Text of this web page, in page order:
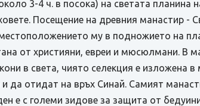
3-4 ч. в посока) на светата планина
Посещение на древния манастир -
му в подножието на
от християни, евреи и мюсюлмани. В
в света, чиято селекция е изложена
да отидат на връх Синай. Самият
е с големи зидове за защита от